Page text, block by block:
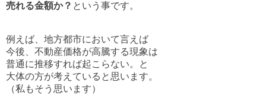
売れる金額か？ という事です。
例えば、地方都市において言えば
今後、不動産価格が高騰する現象は
普通に推移すれば起こらない。と
大体の方が考えていると思います。
（私もそう思います）